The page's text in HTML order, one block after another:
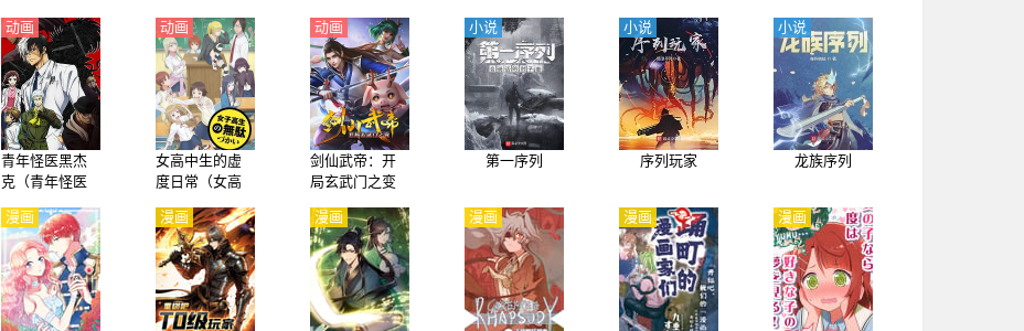
青年怪医黑杰
克（青年怪医
语】
动画
女高中生的虚
度日常（女高
事 、女高中生
的浪费青春、W
asteful Days of
High School Gi
rls）【日语】
动画
剑仙武帝：开
局玄武门之变
动画
第一序列
小说
序列玩家
小说
龙族序列
小说
漫画 漫画 漫画 漫画 漫画 漫画